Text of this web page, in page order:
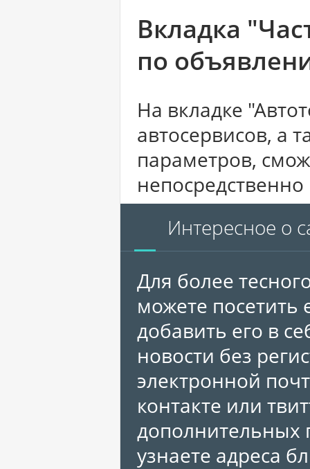
Вкладка
по
На вкладке
автосервисов, а
параметров,
Интересное о
Для более
можете посетить
добавить его в
новости без
электронной
контакте или
дополнительных
узнаете адреса